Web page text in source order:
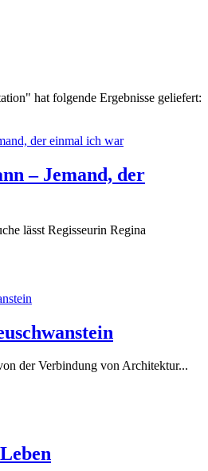
hat folgende Ergebnisse geliefert:
– Jemand, der
lässt Regisseurin Regina
der Verbindung von Architektur...